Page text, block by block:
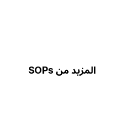
المزيد من SOPs